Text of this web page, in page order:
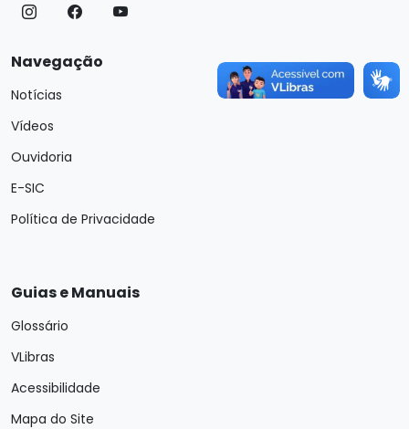
Navegação
Notícias
Vídeos
Ouvidoria
E-SIC
Política de Privacidade
Guias e Manuais
Glossário
VLibras
Acessibilidade
Mapa do Site